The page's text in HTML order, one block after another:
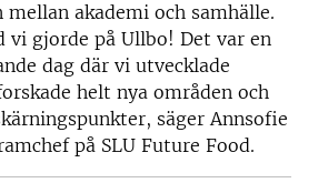
mellan akademi och samhälle.
vi gjorde på Ullbo! Det var en
dag där vi utvecklade
helt nya områden och
säger Annsofie
på SLU Future Food.